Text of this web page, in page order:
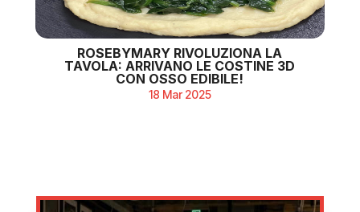
ROSEBYMARY RIVOLUZIONA LA
TAVOLA: ARRIVANO LE COSTINE 3D
CON OSSO EDIBILE!
18 Mar 2025